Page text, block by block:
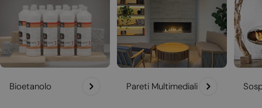
Bioetanolo Pareti Multimediali